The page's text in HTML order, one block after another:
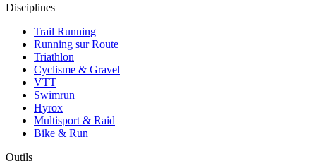
Disciplines
Trail Running
Running sur Route
Triathlon
Cyclisme & Gravel
VTT
Swimrun
Hyrox
Multisport & Raid
Bike & Run
Outils